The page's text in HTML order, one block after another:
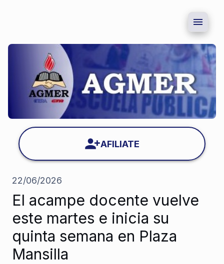
AFILIATE
22/06/2026
El acampe docente vuelve
este martes e inicia su
quinta semana en Plaza
Mansilla